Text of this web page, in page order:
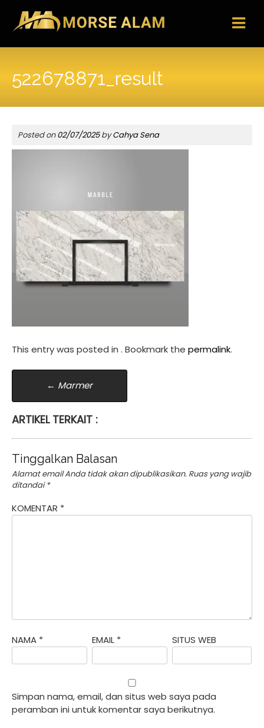
content
522678871_result
Posted on02/07/2025byCahya Sena
This entry was posted in . Bookmark the permalink.
Post
navigation
← Marmer
ARTIKEL TERKAIT :
Tinggalkan Balasan
Alamat email Anda tidak akan dipublikasikan. Ruas yang wajib
ditandai*
KOMENTAR *
NAMA * EMAIL * SITUS WEB
Simpan nama, email, dan situs web saya pada
peramban ini untuk komentar saya berikutnya.